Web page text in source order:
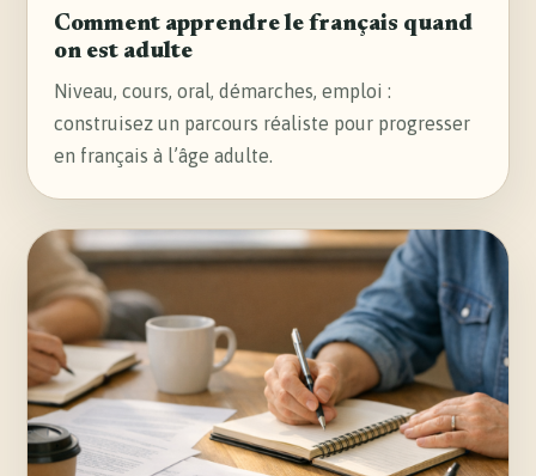
Comment apprendre le français quand
on est adulte
Niveau, cours, oral, démarches, emploi :
construisez un parcours réaliste pour progresser
en français à l’âge adulte.